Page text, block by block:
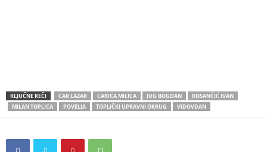
KLJUČNE REČI CAR LAZAR CARICA MILICA JUG BOGDAN
KOSANČIĆ IVAN
MILAN TOPLICA
POVELJA TOPLIČKI UPRAVNI OKRUG VIDOVDAN